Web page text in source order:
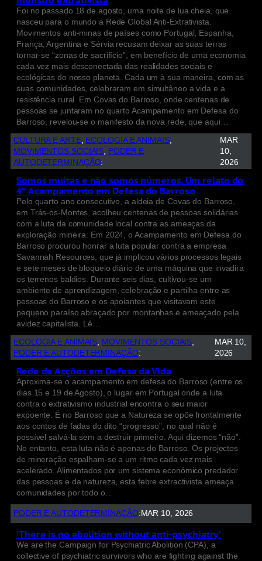
Foi no passado 18 de agosto, uma noite de lua cheia, que
nasceu para o mundo a Rede Global Anti-Extrativista.
Movimentos anti-minas de países como Portugal, Espanha,
França, Argentina e Sérvia recusam deixar as suas terras
tornar-se “zonas de sacrifício”, em benefício de uma economia
cada vez mais desconectada das realidades sociais e
ecológicas do nosso planeta. Cada um à sua maneira, com as
suas comunidades, celebraram em simultâneo a vida e a
resistência rural. Em Covas do Barroso, onde centenas de
pessoas se juntaram no quarto Acampamento em Defesa do
Barroso, revelou-se o manifesto da nova rede, que aqui…
CULTURA E ARTE, ECOLOGIA E ANIMAIS
MOVIMENTOS SOCIAIS, PODER E
AUTODETERMINAÇÃO:
MAR
10,
2026
Somos muitas e não somos números. Um relato do
4º Acampamento em Defesa do Barroso
Pelo quarto ano consecutivo, a aldeia de Covas do Barroso,
em Trás-os-Montes, acolheu centenas de pessoas solidárias
com a luta da comunidade local contra as ameaças da
exploração mineira. Em 2024, o Acampamento em Defesa do
Barroso procurou honrar a luta popular contra a empresa
Savannah Resources, que já implicou vários processos legais
e sete meses de bloqueio diário de uma máquina que invadira
os terrenos baldios. Durante seis dias, cultivou-se um
ambiente de aprendizagem, celebração e partilha entre as
pessoas do Barroso e os apoiantes que visitavam este
pequeno paraíso abraçado por montanhas e ameaçado pela
avidez capitalista. Lê…
ECOLOGIA E ANIMAIS, MOVIMENTOS SOCIAIS
PODER E AUTODETERMINAÇÃO:
MAR 10,
2026
Rede de Acções em Defesa da Vida
Aproxima-se o acampamento em defesa do Barroso (entre os
dias 15 e 19 de Agosto), o lugar em Portugal onde a luta
contra o extrativismo industrial encontra o seu maior
expoente. É no Barroso que a Natureza se opõe frontalmente
aos contos de fadas do dito “progresso”, no qual não é
possível salvá-la sem a destruir primeiro. Aqui dizemos “não”.
No entanto, esta luta não é apenas do Barroso. Os projectos
de mineração espalham-se a um ritmo cada vez mais
acelerado. Alimentados por um sistema económico predador
das pessoas e da natureza, esta febre extractivista ameaça
comunidades por todo o…
PODER E AUTODETERMINAÇÃO: MAR 10, 2026
‘There is no abolition without anti-psychiatry’
We are the Campaign for Psychiatric Abolition (CPA), a
collective of psychiatric survivors who are fighting against the